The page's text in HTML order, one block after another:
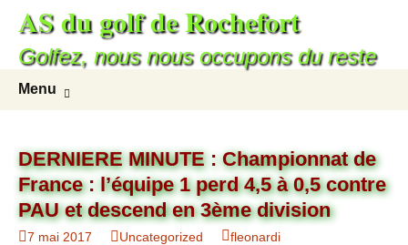
contenu
AS du golf de Rochefort
Golfez, nous nous occupons du reste
Menu
DERNIERE MINUTE : Championnat de
France : l’équipe 1 perd 4,5 à 0,5 contre
PAU et descend en 3ème division
7 mai 2017 Uncategorized fleonardi